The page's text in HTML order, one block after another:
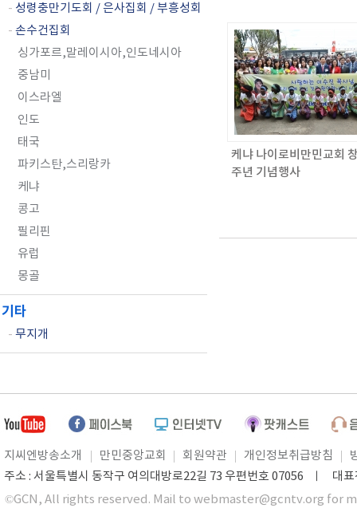
- 성령충만기도회 / 은사집회 / 부흥성회
- 손수건집회
싱가포르,말레이시아,인도네시아
중남미
이스라엘
인도
태국
파키스탄,스리랑카
케냐
콩고
필리핀
유럽
몽골
기타
- 무지개
케냐 나이로비만민교회
주년 기념행사
지씨엔방송소개 만민중앙교회 회원약관 개인정보취급방침
주소 : 서울특별시 동작구 여의대방로22길 73 우편번호 07056 ㅣ 대
©GCN, All rights reserved. Mail to webmaster@gcntv.org for